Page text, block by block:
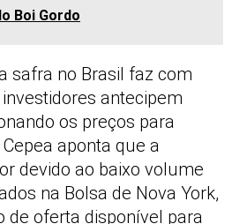
Boi Gordo
safra no Brasil faz com
antecipem
os preços para
aponta que a
devido ao baixo volume
na Bolsa de Nova York,
de oferta disponível para